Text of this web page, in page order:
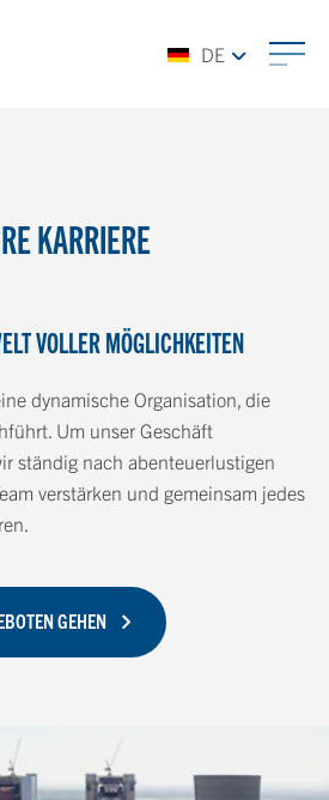
DE
KARRIERE
VOLLER MÖGLICHKEITEN
dynamische Organisation, die
Um unser Geschäft
ständig nach abenteuerlustigen
verstärken und gemeinsam jedes
GEHEN